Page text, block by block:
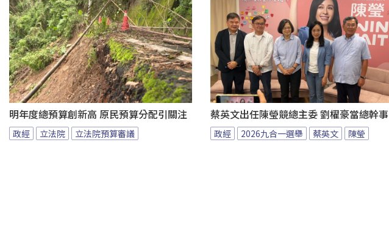
明年度總預算創新高 原民預算分配引關注
政經 立法院 立法院預算審議
蔡英文出任陳瑩競總主委 劉櫂豪當總幹事
政經 2026九合一選舉 蔡英文 陳瑩